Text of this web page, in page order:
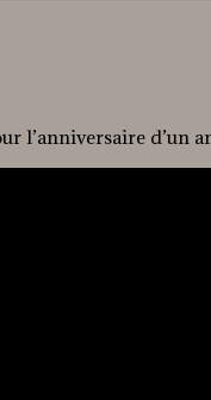
l’anniversaire d’un